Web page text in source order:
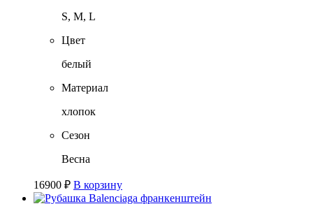
S, M, L
Цвет
белый
Материал
хлопок
Сезон
Весна
16900 ₽ В корзину